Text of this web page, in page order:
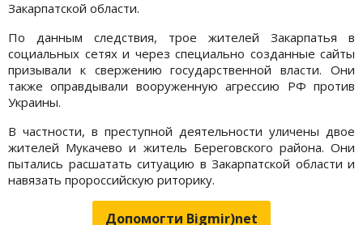
Закарпатской области.
По данным следствия, трое жителей Закарпатья в
социальных сетях и через специально созданные сайты
призывали к свержению государственной власти. Они
также оправдывали вооруженную агрессию РФ против
Украины.
В частности, в преступной деятельности уличены двое
жителей Мукачево и житель Береговского района. Они
пытались расшатать ситуацию в Закарпатской области и
навязать пророссийскую риторику.
Допомогти Bigmir)net